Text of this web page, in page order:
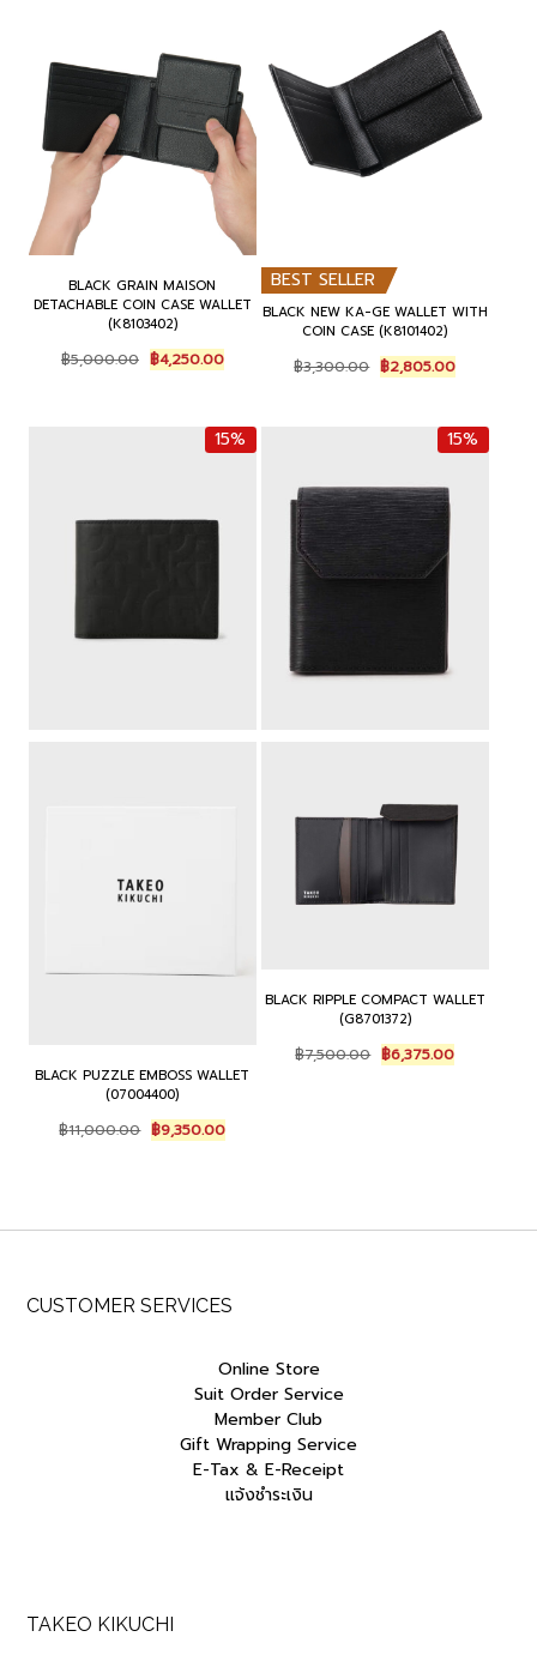
BLACK GRAIN MAISON
DETACHABLE COIN CASE WALLET
(K8103402)
฿5,000.00 Original
price
฿4,250.00Current
price
BEST SELLER
BLACK NEW KA-GE WALLET WITH
COIN CASE (K8101402)
฿3,300.00 Original
price
฿3,300.00.
฿2,805.00Current
price
฿2,805.00.
15%
BLACK PUZZLE EMBOSS WALLET
(07004400)
฿11,000.00 Original
price
฿9,350.00Current
price
15%
BLACK RIPPLE COMPACT WALLET
(G8701372)
฿7,500.00 Original
price
฿6,375.00Current
price
CUSTOMER SERVICES
Online Store
Suit Order Service
Member Club
Gift Wrapping Service
E-Tax & E-Receipt
แจ้งชำระเงิน
TAKEO KIKUCHI